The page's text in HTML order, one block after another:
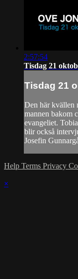
2:57:54
Tisdag 21
Tisdag 21
Den här kvällen
mannen bakom
evangeliet.
blir också
Josefin
Help Terms Privacy
×